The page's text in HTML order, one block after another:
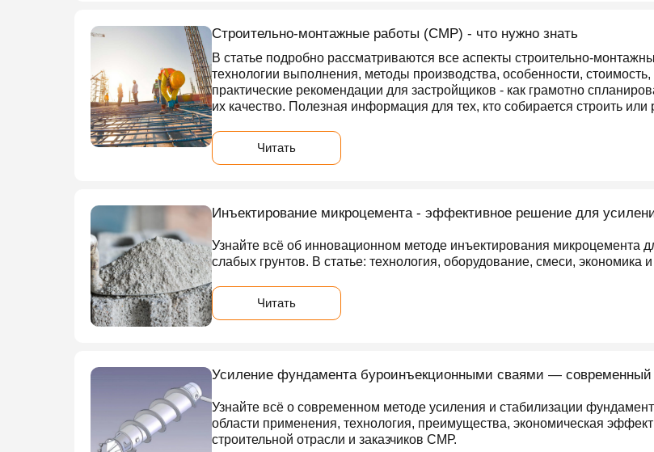
Строительно-монтажные работы (СМР) - что нужно знать
В статье подробно рассматриваются все аспекты строительно-
технологии выполнения, методы производства, особенности,
практические рекомендации для застройщиков - как грамотно
их качество. Полезная информация для тех, кто собирается строить или
Читать
Инъектирование микроцемента - эффективное решение для
Узнайте всё об инновационном методе инъектирования микроцемента
слабых грунтов. В статье: технология, оборудование, смеси, экономика
Читать
Усиление фундамента буроинъекционными сваями —
Узнайте всё о современном методе усиления и стабилизации
области применения, технология, преимущества, экономическая
строительной отрасли и заказчиков СМР.